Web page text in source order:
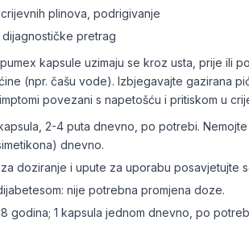
plinova, podrigivanje
dijagnostičke pretrag
kapsule uzimaju se kroz usta, prije ili
(npr. čašu vode). Izbjegavajte gazirana
povezani s napetošću i pritiskom u
2-4 puta dnevno, po potrebi.
dnevno.
doziranje i upute za uporabu posavjetujte
nije potrebna promjena doze.
godina; 1 kapsula jednom dnevno, po